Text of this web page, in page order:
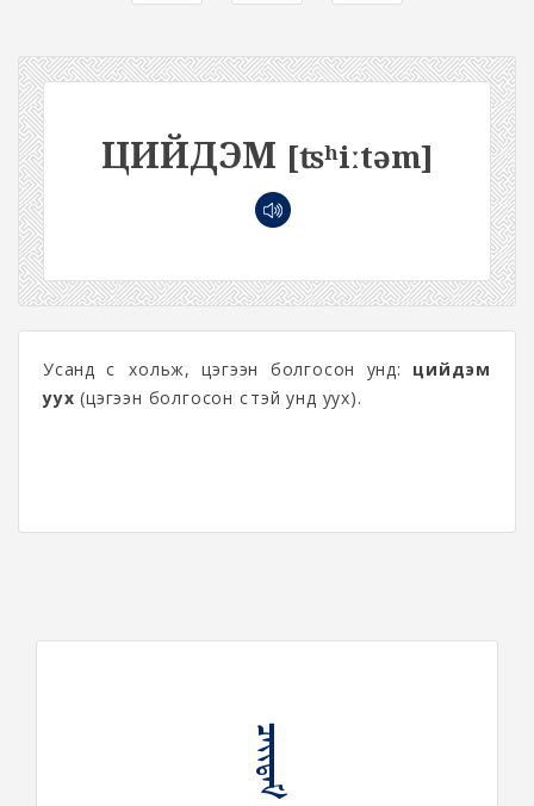
ЦИЙДЭМ [ʦʰiːtəm]
Усанд сүү хольж, цэгээн болгосон унд: цийдэм
уух (цэгээн болгосон сүүтэй унд уух).
ᠴᠡᠶᠢᠳᠡᠮ